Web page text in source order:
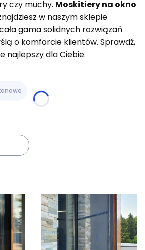
czy muchy. Moskitiery na okno
w naszym sklepie
gama solidnych rozwiązań
o komforcie klientów. Sprawdź,
najlepszy dla Ciebie.